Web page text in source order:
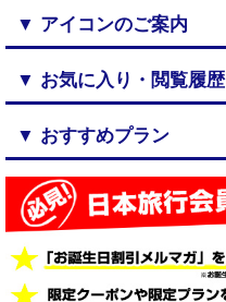
▼ アイコンのご案内
▼ お気に入り・閲覧履歴
▼ おすすめプラン